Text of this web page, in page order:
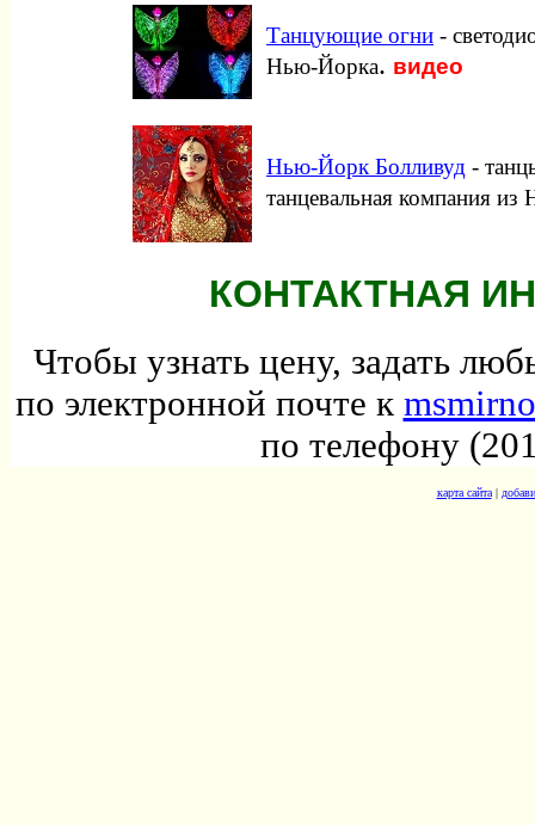
Танцующие огни -
Нью-Йорка. видео
Нью-Йорк Болливуд -
танцевальная компания
КОНТАКТНАЯ
Чтобы узнать цену, задать
по электронной почте к
по телефону
карта сайта|